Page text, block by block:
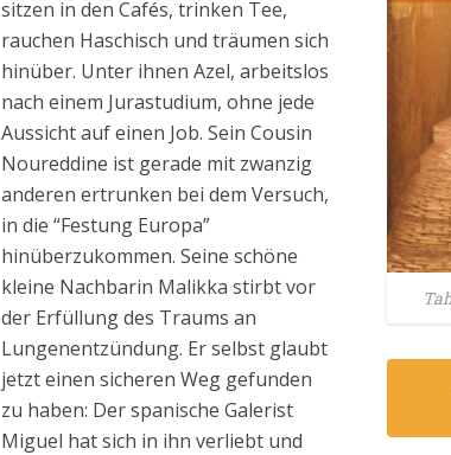
sitzen in den Cafés, trinken Tee,
rauchen Haschisch und träumen sich
hinüber. Unter ihnen Azel, arbeitslos
nach einem Jurastudium, ohne jede
Aussicht auf einen Job. Sein Cousin
Noureddine ist gerade mit zwanzig
anderen ertrunken bei dem Versuch,
in die “Festung Europa”
hinüberzukommen. Seine schöne
kleine Nachbarin Malikka stirbt vor
der Erfüllung des Traums an
Lungenentzündung. Er selbst glaubt
jetzt einen sicheren Weg gefunden
zu haben: Der spanische Galerist
Miguel hat sich in ihn verliebt und